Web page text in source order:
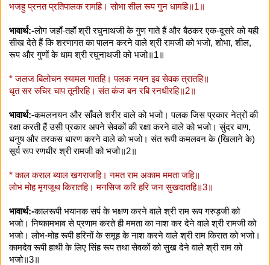
भजहु प्रनत प्रतिपालक रामहि। सोभा सील रूप गुन धामहि॥1॥
भावार्थ:-लोग जहाँ-तहाँ श्री रघुनाथजी के गुण गाते हैं और बैठकर एक-दूसरे को यही
सीख देते हैं कि शरणागत का पालन करने वाले श्री रामजी को भजो, शोभा, शील,
रूप और गुणों के धाम श्री रघुनाथजी को भजो॥1॥
* जलज बिलोचन स्यामल गातहि। पलक नयन इव सेवक त्रातहि॥
धृत सर रुचिर चाप तूनीरहि। संत कंज बन रबि रनधीरहि॥2॥
भावार्थ:-कमलनयन और साँवले शरीर वाले को भजो। पलक जिस प्रकार नेत्रों की
रक्षा करती हैं उसी प्रकार अपने सेवकों की रक्षा करने वाले को भजो। सुंदर बाण,
धनुष और तरकस धारण करने वाले को भजो। संत रूपी कमलवन के (खिलाने के)
सूर्य रूप रणधीर श्री रामजी को भजो॥2॥
* काल कराल ब्याल खगराजहि। नमत राम अकाम ममता जहि॥
लोभ मोह मृगजूथ किरातहि। मनसिज करि हरि जन सुखदातहि॥3॥
भावार्थ:-कालरूपी भयानक सर्प के भक्षण करने वाले श्री राम रूप गरुड़जी को
भजो। निष्कामभाव से प्रणाम करते ही ममता का नाश कर देने वाले श्री रामजी को
भजो। लोभ-मोह रूपी हरिनों के समूह के नाश करने वाले श्री राम किरात को भजो।
कामदेव रूपी हाथी के लिए सिंह रूप तथा सेवकों को सुख देने वाले श्री राम को
भजो॥3॥